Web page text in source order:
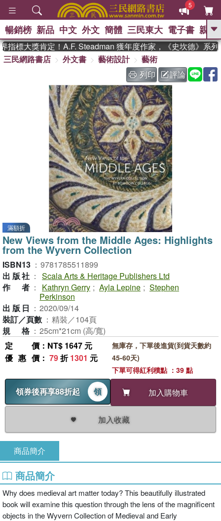
5
GO
熱搜： 東野圭吾 、
、 如果歷史是一群喵 、 暑期
國際布克獎 臺灣漫遊錄 、 方
念華 、 台灣的李登輝時代
孩：黎曼猜想 、 偉大的迷走神經
暢銷榜 新品 中文 外文 簡體 三民東大 電子書 親子
標大獎肯定！A.F. Steadman 獲年度作家，《史坎德》系列
三民網路書店
外文書 藝術設計
藝術
列印
評論
滿額折
New Views from the Middle Ages: Highlights
from the Wyvern Collection
ISBN13 ： 9781785511899
出版社 ： Scala Arts & Heritage Publishers Ltd
作者 ： Kathryn Gerry ; Ayla Lepine ; Stephen
Perkinson
出版日 ： 2020/09/14
裝訂／頁數 ： 精裝／104頁
規格 ： 25cm*21cm (高/寬)
定價 ：NT$ 1647 元
優惠價 ： 79折1301 元
領券後再享88折起 領 加入購物車
加入收藏
無庫存，下單後進貨(到貨天數約
45-60天)
下單可得紅利積點 ：39 點
商品簡介
商品簡介
Why does medieval art matter today? This beautifully illustrated
book will examine this question through the lens of the magnificent
objects in the Wyvern Collection of Medieval and Early